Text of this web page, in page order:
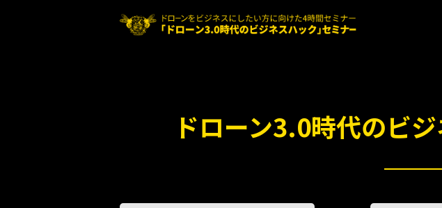
ドローン3.0時代のビ